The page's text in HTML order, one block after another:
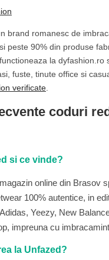
brand romanesc de
peste 90% din produse
la dyfashion.ro
fuste, tinute office si
verificate
coduri
si ce vinde?
online din Brasov
100% autentice, in
Yeezy, New
impreuna cu
la Unfazed?